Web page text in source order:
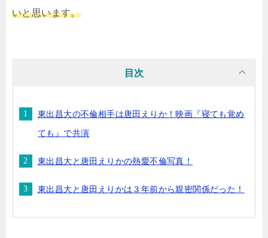
いと思います。
目次
東出昌大の不倫相手は唐田えりか！映画『寝ても覚め
ても』で共演
東出昌大と唐田えりかの熱愛不倫写真！
東出昌大と唐田えりかは３年前から親密関係だった！